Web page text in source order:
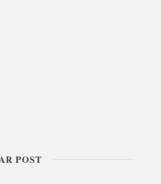
POST